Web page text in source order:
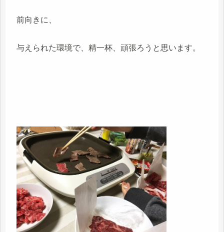
前向きに、
与えられた環境で、精一杯、頑張ろうと思います。